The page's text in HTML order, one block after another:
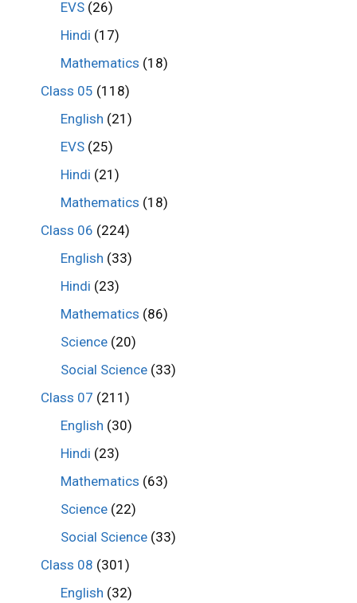
EVS (26)
Hindi (17)
Mathematics (18)
Class 05 (118)
English (21)
EVS (25)
Hindi (21)
Mathematics (18)
Class 06 (224)
English (33)
Hindi (23)
Mathematics (86)
Science (20)
Social Science (33)
Class 07 (211)
English (30)
Hindi (23)
Mathematics (63)
Science (22)
Social Science (33)
Class 08 (301)
English (32)